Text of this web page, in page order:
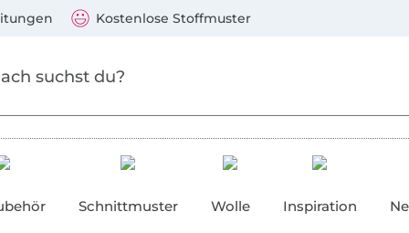
Kostenlose Stoffmuster
Schnittmuster Wolle Inspiration
Mastercard, PayPal, Giropay, Kauf auf Rechnung,